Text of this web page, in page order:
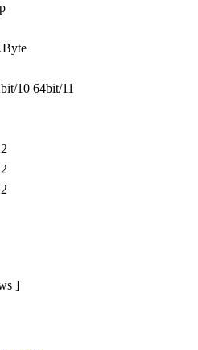
10 64bit/11
]